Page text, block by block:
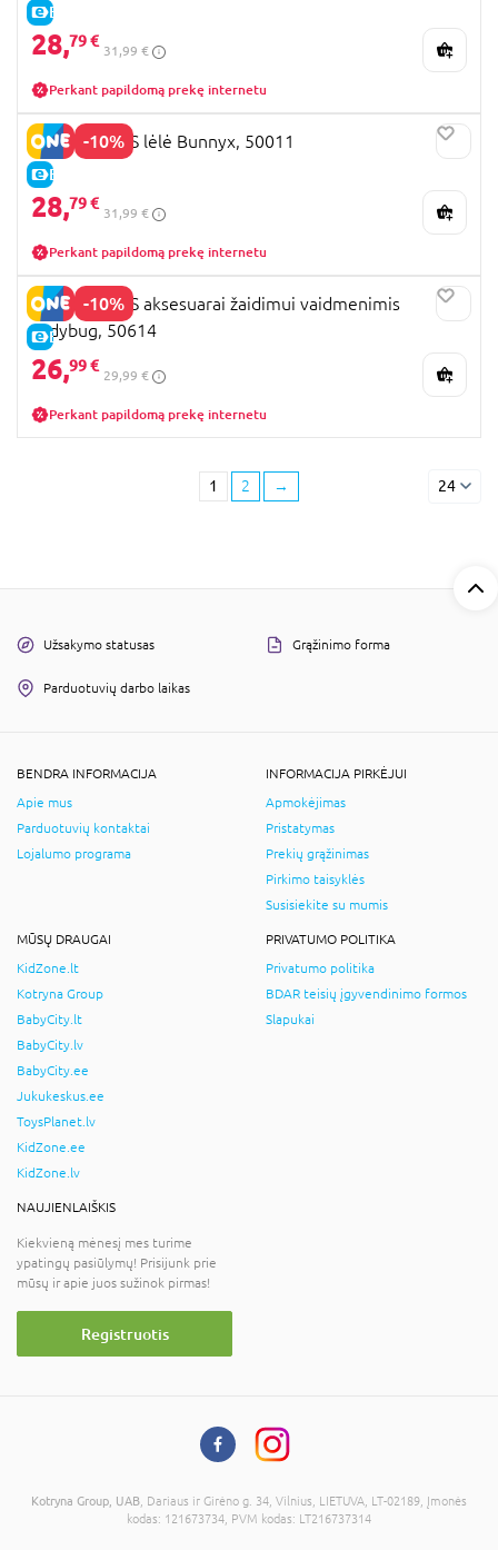
E-KAINA
28,79 €
31,99 €
Perkant papildomą prekę internetu
-10%
E-KAINA
MIRACULOUS lėlė Bunnyx, 50011
28,79 €
31,99 €
Perkant papildomą prekę internetu
-10%
E-KAINA
MIRACULOUS aksesuarai žaidimui vaidmenimis
Ladybug, 50614
26,99 €
29,99 €
Perkant papildomą prekę internetu
1 2 → 24
Užsakymo statusas Grąžinimo forma
Parduotuvių darbo laikas
BENDRA INFORMACIJA
Apie mus
Parduotuvių kontaktai
Lojalumo programa
INFORMACIJA PIRKĖJUI
Apmokėjimas
Pristatymas
Prekių grąžinimas
Pirkimo taisyklės
Susisiekite su mumis
MŪSŲ DRAUGAI
KidZone.lt
Kotryna Group
BabyCity.lt
BabyCity.lv
BabyCity.ee
Jukukeskus.ee
ToysPlanet.lv
KidZone.ee
KidZone.lv
PRIVATUMO POLITIKA
Privatumo politika
BDAR teisių įgyvendinimo formos
Slapukai
NAUJIENLAIŠKIS
Kiekvieną mėnesį mes turime
ypatingų pasiūlymų! Prisijunk prie
mūsų ir apie juos sužinok pirmas!
Registruotis
Kotryna Group, UAB , Dariaus ir Girėno g. 34, Vilnius, LIETUVA, LT-02189, Įmonės
kodas: 121673734, PVM kodas: LT216737314